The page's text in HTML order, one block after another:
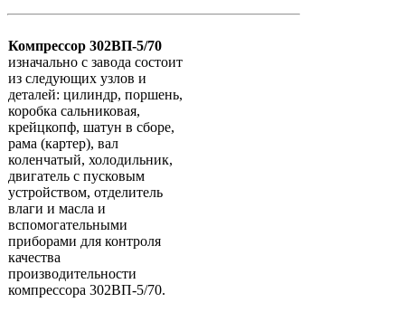
Компрессор 302ВП-5/70
изначально с завода состоит
из следующих узлов и
деталей: цилиндр, поршень,
коробка сальниковая,
крейцкопф, шатун в сборе,
рама (картер), вал
коленчатый, холодильник,
двигатель с пусковым
устройством, отделитель
влаги и масла и
вспомогательными
приборами для контроля
качества
производительности
компрессора 302ВП-5/70.